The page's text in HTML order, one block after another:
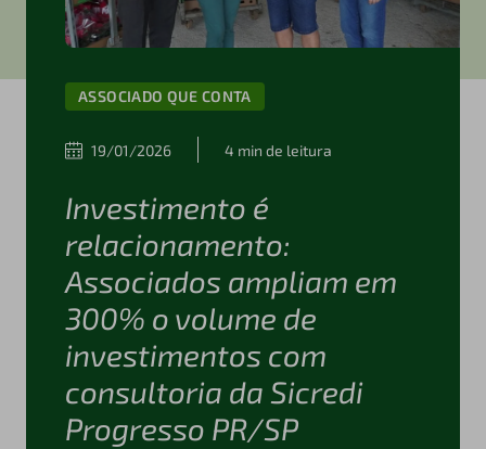
ASSOCIADO QUE CONTA
19/01/2026 4 min de leitura
Investimento é
relacionamento:
Associados ampliam em
300% o volume de
investimentos com
consultoria da Sicredi
Progresso PR/SP